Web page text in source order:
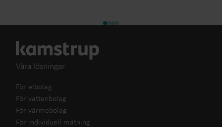
Våra lösningar
För elbolag
För vattenbolag
För värmebolag
För individuell mätning